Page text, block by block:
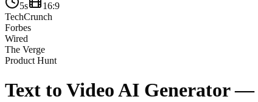
5s
16:9
TechCrunch
Forbes
Wired
The Verge
Product Hunt
Text to Video AI Generator —